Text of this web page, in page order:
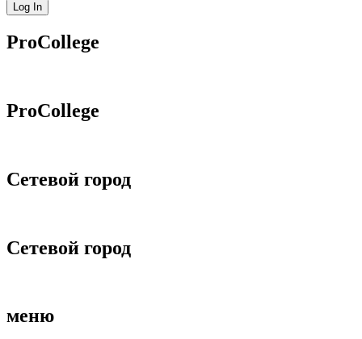
Log In
ProCollege
ProCollege
Сетевой город
Сетевой город
меню